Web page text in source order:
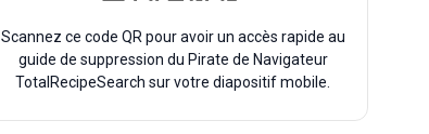
Scannez ce code QR pour avoir un accès rapide au
guide de suppression du Pirate de Navigateur
TotalRecipeSearch sur votre diapositif mobile.